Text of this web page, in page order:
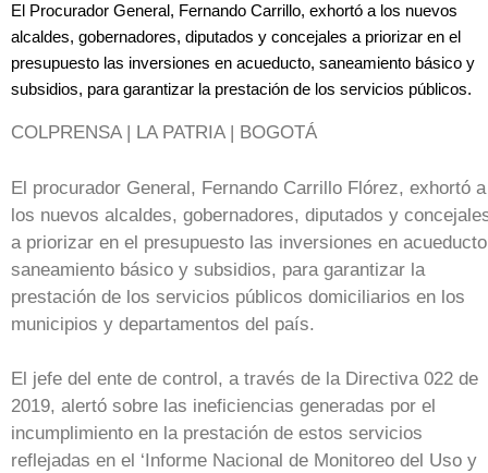
El Procurador General, Fernando Carrillo, exhortó a los nuevos
alcaldes, gobernadores, diputados y concejales a priorizar en el
presupuesto las inversiones en acueducto, saneamiento básico y
subsidios, para garantizar la prestación de los servicios públicos.
COLPRENSA | LA PATRIA | BOGOTÁ
El procurador General, Fernando Carrillo Flórez, exhortó a
los nuevos alcaldes, gobernadores, diputados y
a priorizar en el presupuesto las inversiones en
saneamiento básico y subsidios, para garantizar la
prestación de los servicios públicos domiciliarios en los
municipios y departamentos del país.
El jefe del ente de control, a través de la Directiva 022 de
2019, alertó sobre las ineficiencias generadas por el
incumplimiento en la prestación de estos servicios
reflejadas en el ‘Informe Nacional de Monitoreo del Uso y